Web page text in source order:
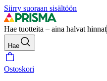
Siirry suoraan sisältöön
Hae tuotteita – aina halvat hinnat
Hae
Ostoskori